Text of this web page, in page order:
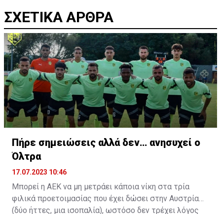
ΣΧΕΤΙΚΑ ΑΡΘΡΑ
Πήρε σημειώσεις αλλά δεν… ανησυχεί ο
Όλτρα
17.07.2023 10:46
Μπορεί η ΑΕΚ να μη μετράει κάποια νίκη στα τρία
φιλικά προετοιμασίας που έχει δώσει στην Αυστρία
(δύο ήττες, μια ισοπαλία), ωστόσο δεν τρέχει λόγος